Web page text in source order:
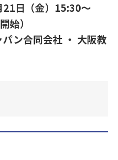
日（金）15:30～
始）
ン合同会社 ・ 大阪教